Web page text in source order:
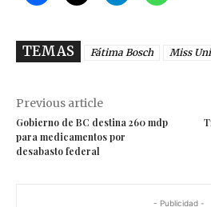
TEMAS Fátima Bosch
Previous article
para medicamentos por
desabasto federal